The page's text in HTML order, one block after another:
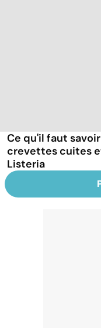
Ce qu'il faut
crevettes cuites
Listeria